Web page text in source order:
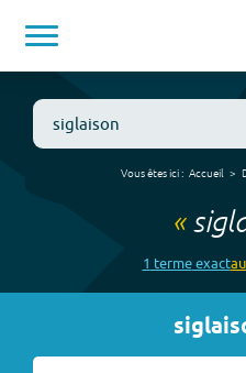
Vous êtes ici : Accueil
«
1 termeexact